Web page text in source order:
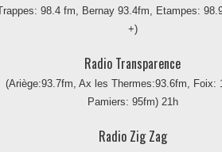
98.4 fm, Bernay 93.4fm, Etampes:
+)
Radio Transparence
(Ariège:93.7fm, Ax les Thermes:93.6fm, Foix:
Pamiers: 95fm) 21h
Radio Zig Zag